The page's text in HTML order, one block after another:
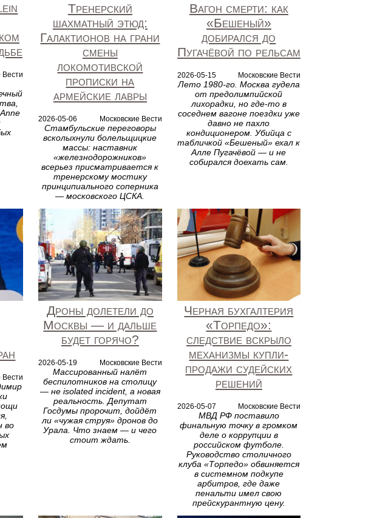
Вести
Тренерский
шахматный этюд:
Галактионов на грани
смены
локомотивской
прописки на
армейские лавры
2026-05-06 Московские Вести
Стамбульские переговоры
всколыхнули болельщицкие
массы: наставник
«железнодорожников»
всерьез присматривается к
тренерскому мостику
принципиального соперника
— московского ЦСКА.
Вагон смерти: как
«Бешеный»
добирался до
Пугачёвой по рельсам
2026-05-15 Московские Вести
Лето 1980-го. Москва гудела
от предолимпийской
лихорадки, но где-то в
соседнем вагоне поездки уже
давно не пахло
кондиционером. Убийца с
табличкой «Бешеный» ехал к
Алле Пугачёвой — и не
собирался доехать сам.
Вести
во
Дроны долетели до
Москвы — и дальше
будет горячо?
2026-05-19 Московские Вести
Массированный налёт
беспилотников на столицу
— не isolated incident, а новая
реальность. Депутат
Госдумы пророчит, дойдёт
ли «чужая струя» дронов до
Урала. Что знаем — и чего
стоит ждать.
Черная бухгалтерия
«Торпедо»:
следствие вскрыло
механизмы купли-
продажи судейских
решений
2026-05-07 Московские Вести
МВД РФ поставило
финальную точку в громком
деле о коррупции в
российском футболе.
Руководство столичного
клуба «Торпедо» обвиняется
в системном подкупе
арбитров, где даже
пенальти имел свою
прейскурантную цену.